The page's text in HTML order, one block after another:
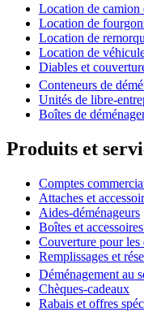
Location de camion
Location de
Location de
Location de
Diables et
Conteneurs de
Unités de libre-
Boîtes de
Produits et
Comptes
Attaches et
Aides-déménageurs
Boîtes et
Couverture pour les
Remplissages et
Déménagement au
Chèques-cadeaux
Rabais et offres